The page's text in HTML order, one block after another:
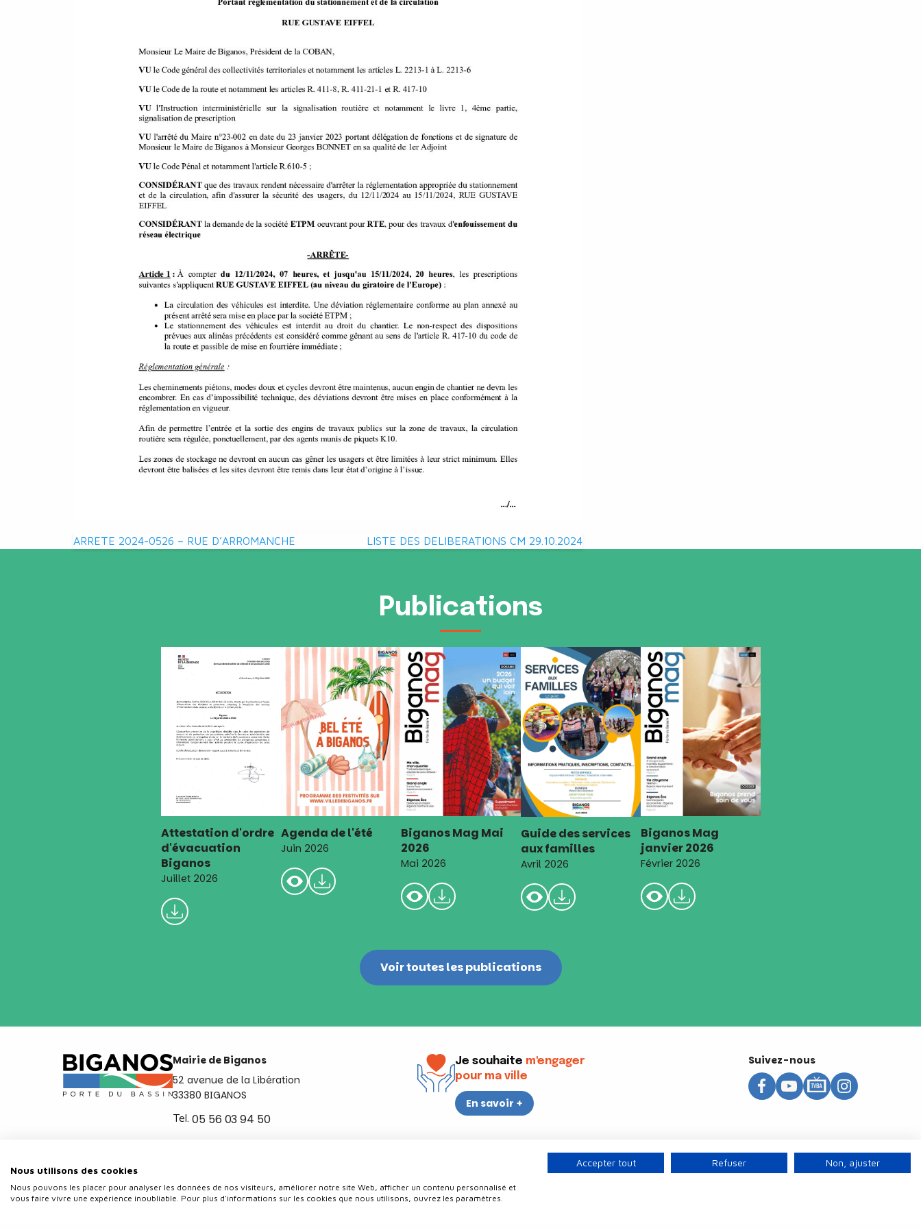
Navigation
ARRETE 2024-0526 – RUE D’ARROMANCHE LISTE DES DELIBERATIONS CM 29.10.2024
Publications
Attestation d'ordre
d'évacuation
Biganos
Juillet 2026
Agenda de l'été
Juin 2026
Biganos Mag Mai
2026
Mai 2026
Guide des services
aux familles
Avril 2026
Biganos Mag
janvier 2026
Février 2026
Voir toutes les publications
Mairie de Biganos
52 avenue de la Libération
33380 BIGANOS
Tel. 05 56 03 94 50
Je souhaite m'engager
pour ma ville
En savoir +
Suivez-nous
ContactPolitique de confidentialitéPlan du site
Nous utilisons des cookies
Nous pouvons les placer pour analyser les données de nos visiteurs, améliorer notre site Web, afficher un contenu personnalisé et
vous faire vivre une expérience inoubliable. Pour plus d'informations sur les cookies que nous utilisons, ouvrez les paramètres.
Accepter tout Refuser Non, ajuster